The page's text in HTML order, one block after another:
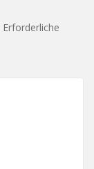
Erforderliche